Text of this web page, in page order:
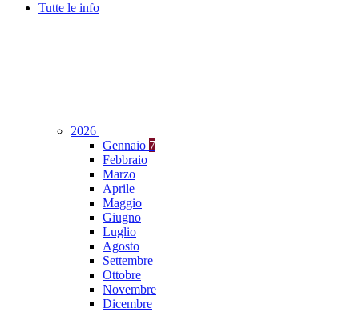
Tutte le info
2026
Gennaio 7
Febbraio
Marzo
Aprile
Maggio
Giugno
Luglio
Agosto
Settembre
Ottobre
Novembre
Dicembre